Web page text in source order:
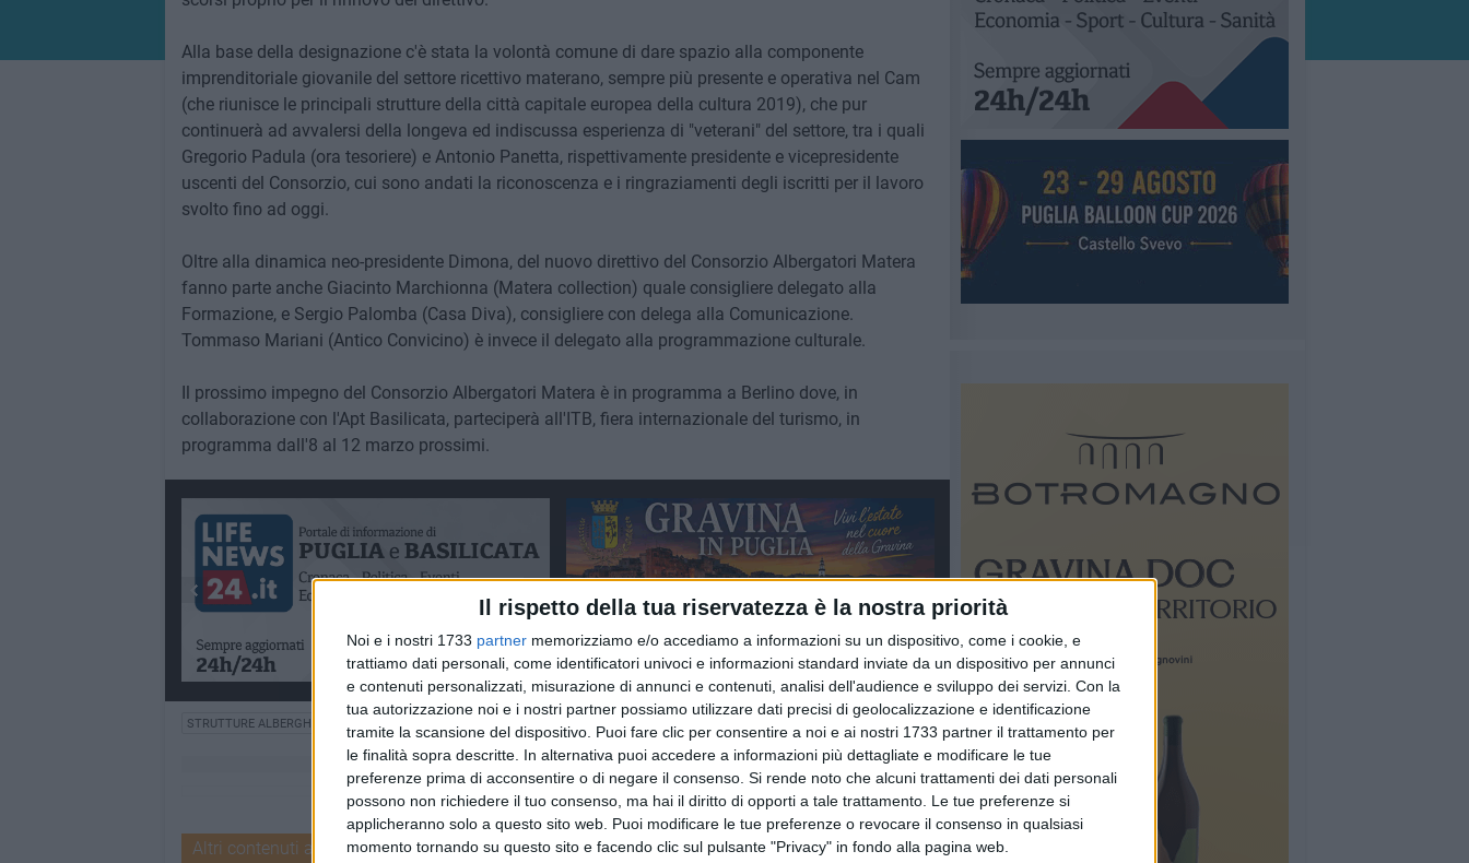
Il rispetto della tua riservatezza è la nostra priorità
Noi e i nostri 1733 partner memorizziamo e/o accediamo a informazioni su un dispositivo, come i cookie, e
trattiamo dati personali, come identificatori univoci e informazioni standard inviate da un dispositivo per annunci
e contenuti personalizzati, misurazione di annunci e contenuti, analisi dell'audience e sviluppo dei servizi. Con la
tua autorizzazione noi e i nostri partner possiamo utilizzare dati precisi di geolocalizzazione e identificazione
tramite la scansione del dispositivo. Puoi fare clic per consentire a noi e ai nostri 1733 partner il trattamento per
le finalità sopra descritte. In alternativa puoi accedere a informazioni più dettagliate e modificare le tue
preferenze prima di acconsentire o di negare il consenso. Si rende noto che alcuni trattamenti dei dati personali
possono non richiedere il tuo consenso, ma hai il diritto di opporti a tale trattamento. Le tue preferenze si
applicheranno solo a questo sito web. Puoi modificare le tue preferenze o revocare il consenso in qualsiasi
momento tornando su questo sito e facendo clic sul pulsante "Privacy" in fondo alla pagina web.
Alla base della designazione c'è stata la volontà comune di dare spazio alla componente
imprenditoriale giovanile del settore ricettivo materano, sempre più presente e operativa nel Cam
(che riunisce le principali strutture della città capitale europea della cultura 2019), che pur
continuerà ad avvalersi della longeva ed indiscussa esperienza di "veterani" del settore, tra i quali
Gregorio Padula (ora tesoriere) e Antonio Panetta, rispettivamente presidente e vicepresidente
uscenti del Consorzio, cui sono andati la riconoscenza e i ringraziamenti degli iscritti per il lavoro
svolto fino ad oggi.
Oltre alla dinamica neo-presidente Dimona, del nuovo direttivo del Consorzio Albergatori Matera
fanno parte anche Giacinto Marchionna (Matera collection) quale consigliere delegato alla
Formazione, e Sergio Palomba (Casa Diva), consigliere con delega alla Comunicazione.
Tommaso Mariani (Antico Convicino) è invece il delegato alla programmazione culturale.
Il prossimo impegno del Consorzio Albergatori Matera è in programma a Berlino dove, in
collaborazione con l'Apt Basilicata, parteciperà all'ITB, fiera internazionale del turismo, in
programma dall'8 al 12 marzo prossimi.
STRUTTURE ALBERGHIERE
Altri contenuti a tema